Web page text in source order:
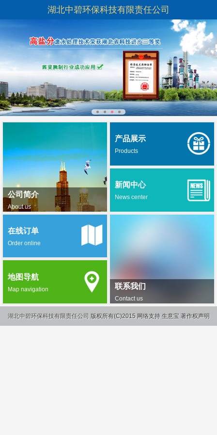
湖北中碧环保科技有限责任公司
公司简介
About us
产品展示
Products
新闻中心
News center
联系我们
Contact us
在线订单
Order online
地图导航
Map navigation
湖北中碧环保科技有限责任公司 版权所有(C)2015 网络支持 生意宝 著作权声明